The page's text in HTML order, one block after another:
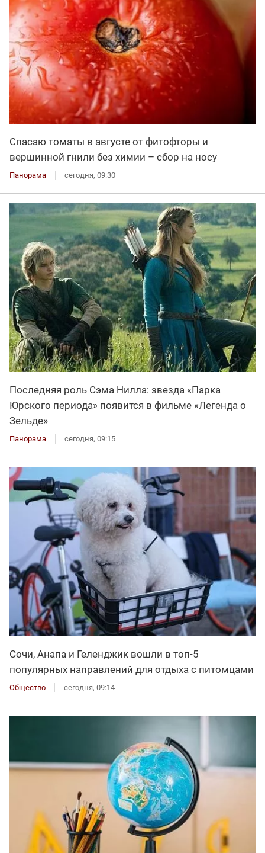
Спасаю томаты в августе от фитофторы и
вершинной гнили без химии – сбор на носу
Панорама сегодня, 09:30
Последняя роль Сэма Нилла: звезда «Парка
Юрского периода» появится в фильме «Легенда о
Зельде»
Панорама сегодня, 09:15
Сочи, Анапа и Геленджик вошли в топ-5
популярных направлений для отдыха с питомцами
Общество сегодня, 09:14